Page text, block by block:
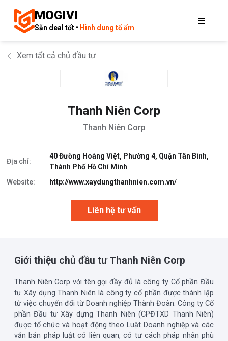
MOGIVI
Săn deal tốt • Hình dung tổ ấm
Xem tất cả chủ đầu tư
Thanh Niên Corp
Thanh Niên Corp
Địa chỉ:
40 Đường Hoàng Việt, Phường 4, Quận Tân Bình,
Thành Phố Hồ Chí Minh
Website:
http://www.xaydungthanhnien.com.vn/
Liên hệ tư vấn
Giới thiệu chủ đầu tư Thanh Niên Corp
Thanh Niên Corp với tên gọi đầy đủ là công ty Cổ phần Đầu
tư Xây dựng Thanh Niên là công ty cổ phần được thành lập
từ việc chuyển đổi từ Doanh nghiệp Thành Đoàn. Công ty Cổ
phần Đầu tư Xây dựng Thanh Niên (CPĐTXD Thanh Niên)
được tổ chức và hoạt động theo Luật Doanh nghiệp và các
văn bản pháp luật có liên quan, có tư cách pháp nhân phù